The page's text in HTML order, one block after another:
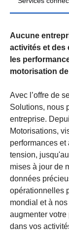
Aucune
activités et des
les
motorisation
Avec l’offre de
Solutions, nous
entreprise.
Motorisations,
performances
tension,
mises à jour de
données
opérationnelles
mondial et à
augmenter
dans vos